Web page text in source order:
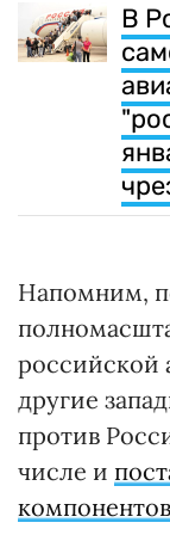
В
Напомним,
другие
против
числе и
компонентов